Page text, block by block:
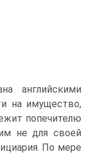
английскими
на имущество,
попечителю
не для своей
По мере